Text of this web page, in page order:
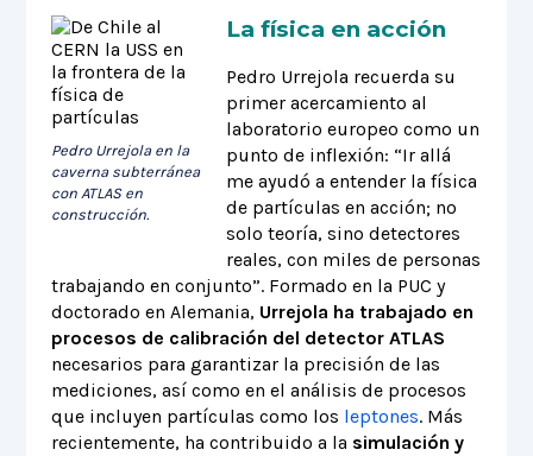
Pedro Urrejola en la
caverna subterránea
con ATLAS en
construcción.
La física en acción
Pedro Urrejola recuerda su
primer acercamiento al
laboratorio europeo como un
punto de inflexión: “Ir allá
me ayudó a entender la física
de partículas en acción; no
solo teoría, sino detectores
reales, con miles de personas
trabajando en conjunto”. Formado en la PUC y
doctorado en Alemania, Urrejola ha trabajado en
procesos de calibración del detector ATLAS
necesarios para garantizar la precisión de las
mediciones, así como en el análisis de procesos
que incluyen partículas como los leptones. Más
recientemente, ha contribuido a la simulación y